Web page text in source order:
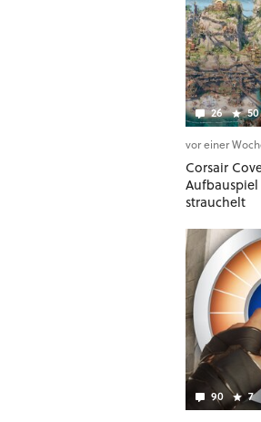
26 50
vor einer
Corsair
strauchelt
90 7